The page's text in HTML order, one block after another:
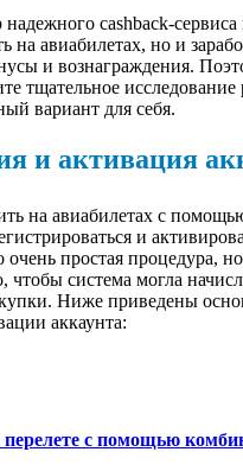
cashback-
на авиабилетах, но и
и вознаграждения.
тщательное
вариант для себя.
и активация
на авиабилетах с
и
простая процедура,
чтобы система могла
Ниже приведены
аккаунта:
перелете с помощью